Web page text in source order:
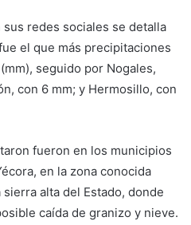
redes sociales se detalla
el que más precipitaciones
seguido por Nogales,
con 6 mm; y Hermosillo, con
fueron en los municipios
en la zona conocida
alta del Estado, donde
caída de granizo y nieve.